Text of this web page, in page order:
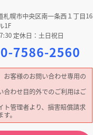
札幌市中央区南一条西１丁目16
1F
定休日：土日祝日
7586-2560
お客様のお問い合わせ専用の
合わせ目的外でのご利用はご
ト管理者より、損害賠償請求
。